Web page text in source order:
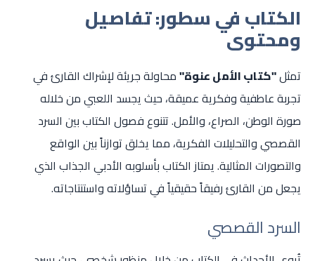
الكتاب في سطور: تفاصيل
ومحتوى
تمثل"كتاب الأمل عنوة"محاولة جريئة لإشراك القارئ في
تجربة عاطفية وفكرية عميقة، حيث يجسد اللعبي من خلاله
صورة الوطن، الصراع، والأمل. تتنوع فصول الكتاب بين السرد
القصصي والتحليلات الفكرية، مما يخلق توازناً بين الواقع
والتصورات المثالية. يمتاز الكتاب بأسلوبه الأدبي الجذاب الذي
يجعل من القارئ رفيقاً حقيقياً في تساؤلاته واستنتاجاته.
السرد القصصي